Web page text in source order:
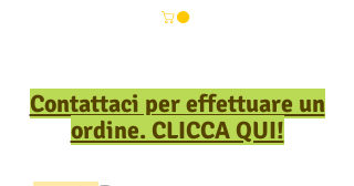
Contattaci per effettuare un
ordine. CLICCA QUI!